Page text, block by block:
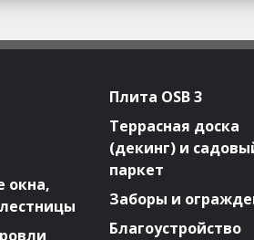
окна,
Плита OSB 3
Террасная доска
(декинг) и
паркет
Заборы и
Благоустройство